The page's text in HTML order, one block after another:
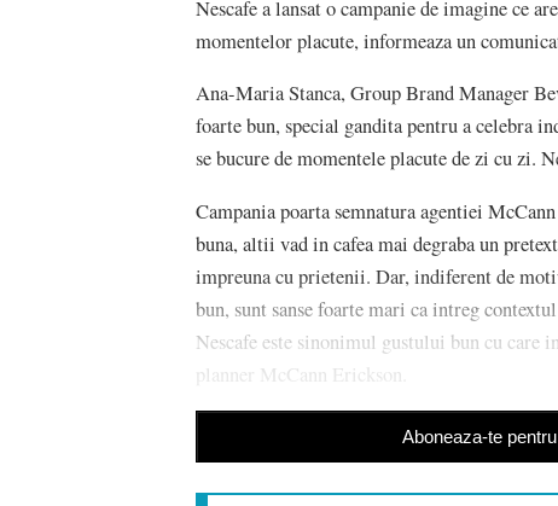
Nescafe a lansat o campanie de imagine ce
momentelor placute, informeaza un
Ana-Maria Stanca, Group Brand Manager
foarte bun, special gandita pentru a celebra
se bucure de momentele placute de zi cu zi.
Campania poarta semnatura agentiei
buna, altii vad in cafea mai degraba un
impreuna cu prietenii. Dar, indiferent de
bun, sunt sanse foarte mari ca intreg
Nescafe este sinonimul gustului bun cu care
planner McCann Erickson.
Aboneaza-te